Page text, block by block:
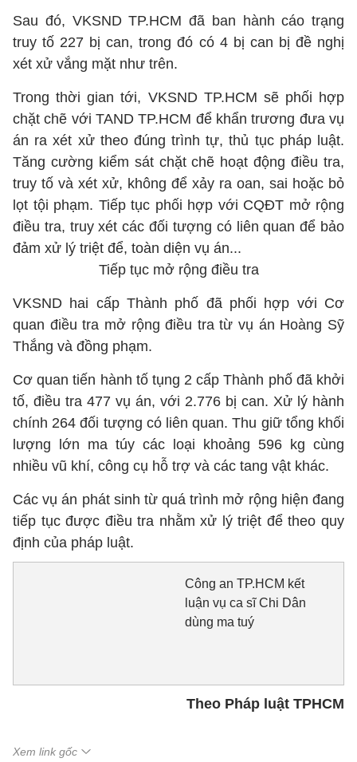
Sau đó, VKSND TP.HCM đã ban hành cáo trạng
truy tố 227 bị can, trong đó có 4 bị can bị đề nghị
xét xử vắng mặt như trên.
Trong thời gian tới, VKSND TP.HCM sẽ phối hợp
chặt chẽ với TAND TP.HCM để khẩn trương đưa vụ
án ra xét xử theo đúng trình tự, thủ tục pháp luật.
Tăng cường kiểm sát chặt chẽ hoạt động điều tra,
truy tố và xét xử, không để xảy ra oan, sai hoặc bỏ
lọt tội phạm. Tiếp tục phối hợp với CQĐT mở rộng
điều tra, truy xét các đối tượng có liên quan để bảo
đảm xử lý triệt để, toàn diện vụ án...
Tiếp tục mở rộng điều tra
VKSND hai cấp Thành phố đã phối hợp với Cơ
quan điều tra mở rộng điều tra từ vụ án Hoàng Sỹ
Thắng và đồng phạm.
Cơ quan tiến hành tố tụng 2 cấp Thành phố đã khởi
tố, điều tra 477 vụ án, với 2.776 bị can. Xử lý hành
chính 264 đối tượng có liên quan. Thu giữ tổng khối
lượng lớn ma túy các loại khoảng 596 kg cùng
nhiều vũ khí, công cụ hỗ trợ và các tang vật khác.
Các vụ án phát sinh từ quá trình mở rộng hiện đang
tiếp tục được điều tra nhằm xử lý triệt để theo quy
định của pháp luật.
Công an TP.HCM kết
luận vụ ca sĩ Chi Dân
dùng ma tuý
Theo Pháp luật TPHCM
Xem link gốc